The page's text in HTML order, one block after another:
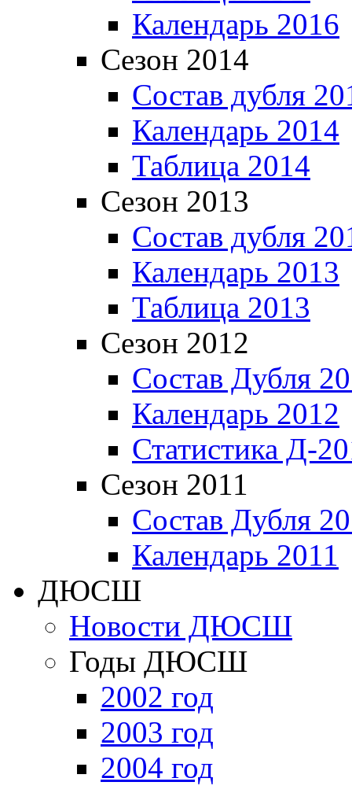
Календарь 2016
Сезон 2014
Состав дубля
Календарь 2014
Таблица 2014
Сезон 2013
Состав дубля
Календарь 2013
Таблица 2013
Сезон 2012
Состав Дубля
Календарь 2012
Статистика Д-
Сезон 2011
Состав Дубля
Календарь 2011
ДЮСШ
Новости ДЮСШ
Годы ДЮСШ
2002 год
2003 год
2004 год